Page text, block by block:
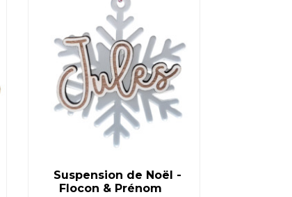
Suspension de Noël -
Flocon & Prénom
VOIR LE PRODUIT